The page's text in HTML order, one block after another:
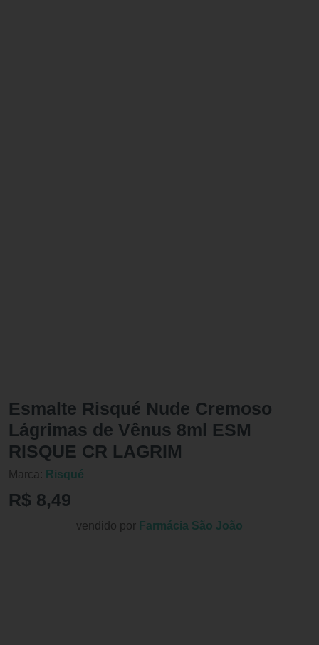
Esmalte Risqué Nude Cremoso
Lágrimas de Vênus 8ml ESM
RISQUE CR LAGRIM
Marca: Risqué
R$ 8,49
vendido por Farmácia São João